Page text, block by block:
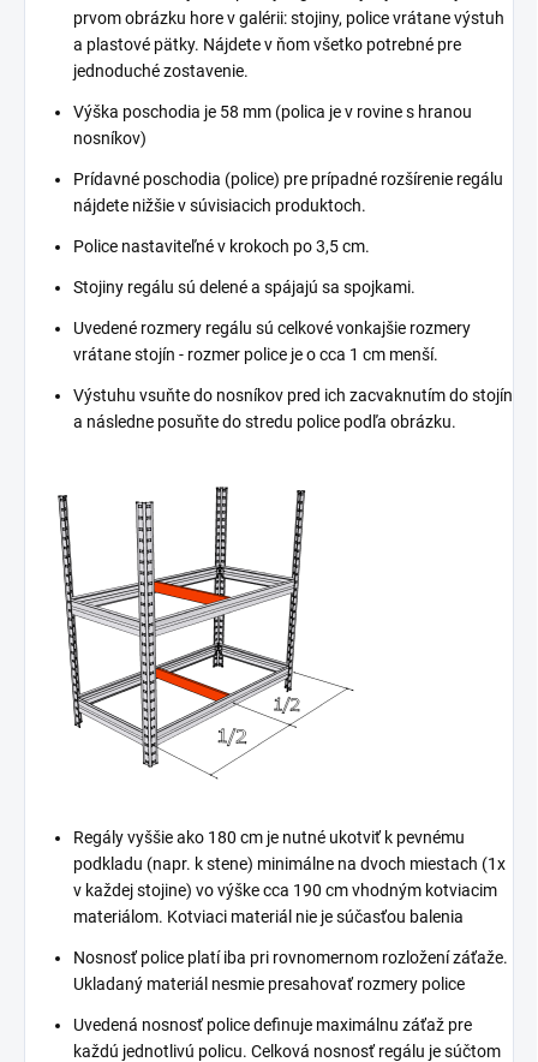
prvom obrázku hore v galérii: stojiny, police vrátane výstuh
a plastové pätky. Nájdete v ňom všetko potrebné pre
jednoduché zostavenie.
Výška poschodia je 58 mm (polica je v rovine s hranou
nosníkov)
Prídavné poschodia (police) pre prípadné rozšírenie regálu
nájdete nižšie v súvisiacich produktoch.
Police nastaviteľné v krokoch po 3,5 cm.
Stojiny regálu sú delené a spájajú sa spojkami.
Uvedené rozmery regálu sú celkové vonkajšie rozmery
vrátane stojín - rozmer police je o cca 1 cm menší.
Výstuhu vsuňte do nosníkov pred ich zacvaknutím do stojín
a následne posuňte do stredu police podľa obrázku.
Regály vyššie ako 180 cm je nutné ukotviť k pevnému
podkladu (napr. k stene) minimálne na dvoch miestach (1x
v každej stojine) vo výške cca 190 cm vhodným kotviacim
materiálom. Kotviaci materiál nie je súčasťou balenia
Nosnosť police platí iba pri rovnomernom rozložení záťaže.
Ukladaný materiál nesmie presahovať rozmery police
Uvedená nosnosť police definuje maximálnu záťaž pre
každú jednotlivú policu. Celková nosnosť regálu je súčtom